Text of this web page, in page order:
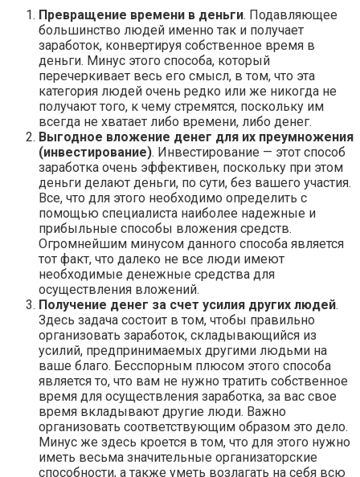
Превращение времени в деньги. Подавляющее
большинство людей именно так и получает
заработок, конвертируя собственное время в
деньги. Минус этого способа, который
перечеркивает весь его смысл, в том, что эта
категория людей очень редко или же никогда не
получают того, к чему стремятся, поскольку им
всегда не хватает либо времени, либо денег.
Выгодное вложение денег для их преумножения
(инвестирование). Инвестирование — этот способ
заработка очень эффективен, поскольку при этом
деньги делают деньги, по сути, без вашего участия.
Все, что для этого необходимо определить с
помощью специалиста наиболее надежные и
прибыльные способы вложения средств.
Огромнейшим минусом данного способа является
тот факт, что далеко не все люди имеют
необходимые денежные средства для
осуществления вложений.
Получение денег за счет усилия других людей.
Здесь задача состоит в том, чтобы правильно
организовать заработок, складывающийся из
усилий, предпринимаемых другими людьми на
ваше благо. Бесспорным плюсом этого способа
является то, что вам не нужно тратить собственное
время для осуществления заработка, за вас свое
время вкладывают другие люди. Важно
организовать соответствующим образом это дело.
Минус же здесь кроется в том, что для этого нужно
иметь весьма значительные организаторские
способности, а также уметь возлагать на себя всю